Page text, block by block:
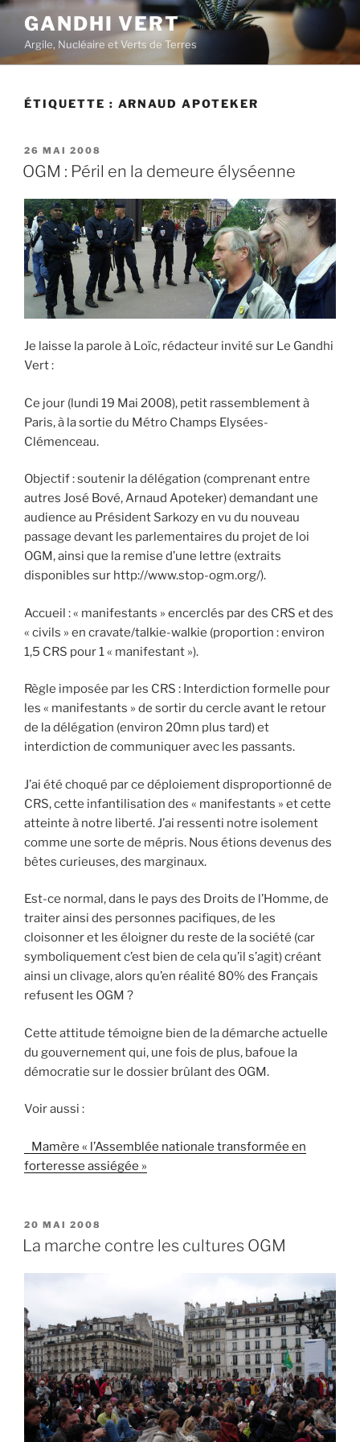
Aller
contenu
principal
GANDHI VERT
Argile, Nucléaire et Verts de Terres
ÉTIQUETTE : ARNAUD APOTEKER
PUBLIÉ
LE
26 MAI 2008
OGM : Péril en la demeure élyséenne
Je laisse la parole à Loïc, rédacteur invité sur Le Gandhi
Vert :
Ce jour (lundi 19 Mai 2008), petit rassemblement à
Paris, à la sortie du Métro Champs Elysées-
Clémenceau.
Objectif : soutenir la délégation (comprenant entre
autres José Bové, Arnaud Apoteker) demandant une
audience au Président Sarkozy en vu du nouveau
passage devant les parlementaires du projet de loi
OGM, ainsi que la remise d’une lettre (extraits
disponibles sur http://www.stop-ogm.org/).
Accueil : « manifestants » encerclés par des CRS et des
« civils » en cravate/talkie-walkie (proportion : environ
1,5 CRS pour 1 « manifestant »).
Règle imposée par les CRS : Interdiction formelle pour
les « manifestants » de sortir du cercle avant le retour
de la délégation (environ 20mn plus tard) et
interdiction de communiquer avec les passants.
J’ai été choqué par ce déploiement disproportionné de
CRS, cette infantilisation des « manifestants » et cette
atteinte à notre liberté. J’ai ressenti notre isolement
comme une sorte de mépris. Nous étions devenus des
bêtes curieuses, des marginaux.
Est-ce normal, dans le pays des Droits de l’Homme, de
traiter ainsi des personnes pacifiques, de les
cloisonner et les éloigner du reste de la société (car
symboliquement c’est bien de cela qu’il s’agit) créant
ainsi un clivage, alors qu’en réalité 80% des Français
refusent les OGM ?
Cette attitude témoigne bien de la démarche actuelle
du gouvernement qui, une fois de plus, bafoue la
démocratie sur le dossier brûlant des OGM.
Voir aussi :
Mamère « l’Assemblée nationale transformée en
forteresse assiégée »
PUBLIÉ
LE
20 MAI 2008
La marche contre les cultures OGM